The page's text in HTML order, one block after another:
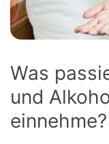
Was
und
einnehme?